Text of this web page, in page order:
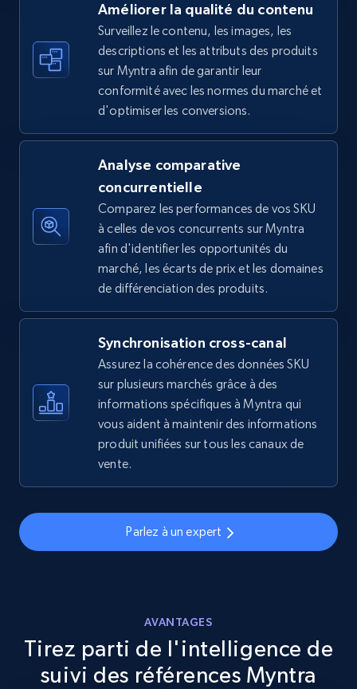
Amazon sellers info
Seller id, URL, Seller name, Description, Detailed
info, Stars, Feedbacks, Return policy, and more.
378+ Commencer
URL, Product id, Title, Seller name, Seller rating,
Seller reviews, Breadcrumbs, Root category, and
Commencer
eBay - Gather data on products using
specified keywords
URL, Product id, Title, Seller name, Seller rating,
Seller reviews, Breadcrumbs, Root category, and
Seller reviews, Breadcrumbs, Root category, and
more.
2.5K+ 359+ Commencer
Améliorer la qualité du contenu
Surveillez le contenu, les images, les
descriptions et les attributs des produits
sur Myntra afin de garantir leur
conformité avec les normes du marché et
d'optimiser les conversions.
Analyse comparative
concurrentielle
Comparez les performances de vos SKU
à celles de vos concurrents sur Myntra
afin d'identifier les opportunités du
marché, les écarts de prix et les domaines
de différenciation des produits.
Synchronisation cross-canal
Assurez la cohérence des données SKU
sur plusieurs marchés grâce à des
informations spécifiques à Myntra qui
vous aident à maintenir des informations
produit unifiées sur tous les canaux de
vente.
Parlez à un expert
AVANTAGES
Tirez parti de l'intelligence de
suivi des références Myntra